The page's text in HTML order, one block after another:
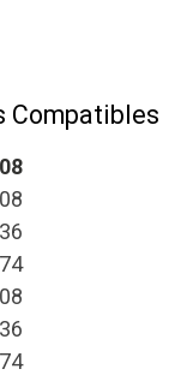
Compatibles